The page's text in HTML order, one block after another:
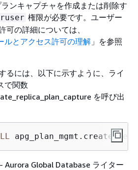
ンキャプチャを作成または削除す
権限が必要です。ユーザー
可の詳細については、
ルとアクセス許可の理解 」を参照
るには、以下に示すように、ライ
で関数
を呼び出
Aurora Global Database ライター